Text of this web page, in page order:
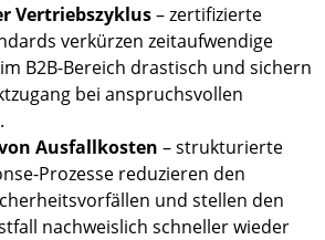
Vertriebszyklus– zertifizierte
verkürzen zeitaufwendige
B2B-Bereich drastisch und sichern
bei anspruchsvollen
Ausfallkosten – strukturierte
Prozesse reduzieren den
und stellen den
nachweislich schneller wieder